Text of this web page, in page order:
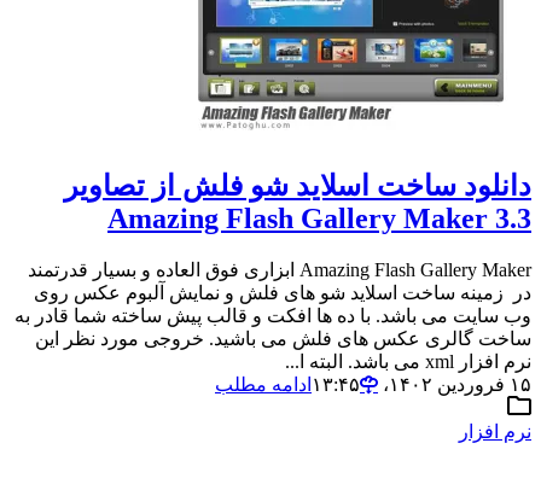
دانلود ساخت اسلاید شو فلش از تصاویر
Amazing Flash Gallery Maker 3.3
Amazing Flash Gallery Maker ابزاری فوق العاده و بسیار قدرتمند
در زمینه ساخت اسلاید شو های فلش و نمایش آلبوم عکس روی
وب سایت می باشد. با ده ها افکت و قالب پیش ساخته شما قادر به
ساخت گالری عکس های فلش می باشید. خروجی مورد نظر این
نرم افزار xml می باشد. البته ا...
۱۵ فروردین ۱۴۰۲،‏ ۱۳:۴۵
ادامه مطلب
نرم افزار